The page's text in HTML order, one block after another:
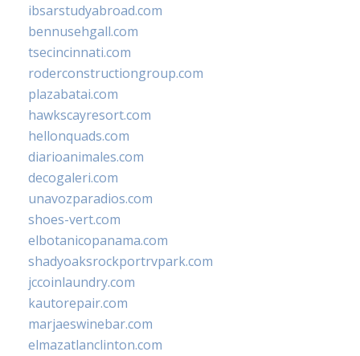
ibsarstudyabroad.com
bennusehgall.com
tsecincinnati.com
roderconstructiongroup.com
plazabatai.com
hawkscayresort.com
hellonquads.com
diarioanimales.com
decogaleri.com
unavozparadios.com
shoes-vert.com
elbotanicopanama.com
shadyoaksrockportrvpark.com
jccoinlaundry.com
kautorepair.com
marjaeswinebar.com
elmazatlanclinton.com